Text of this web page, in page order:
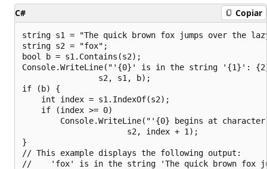
C# Copiar
string s1 = "The quick brown fox jumps over the
string s2 = "fox";
bool b = s1.Contains(s2);
Console.WriteLine("'{0}' is in the string '{1}':
                s2, s1, b);
if (b) {
    int index = s1.IndexOf(s2);
    if (index >= 0)
Console.WriteLine("'{0} begins at
                      s2, index + 1);
}
// This example displays the following output:
//    'fox' is in the string 'The quick brown fox